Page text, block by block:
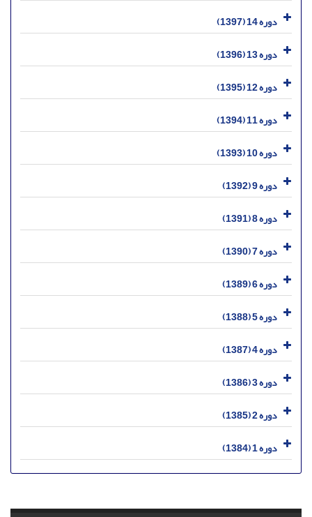
دوره 14 (1397)
دوره 13 (1396)
دوره 12 (1395)
دوره 11 (1394)
دوره 10 (1393)
دوره 9 (1392)
دوره 8 (1391)
دوره 7 (1390)
دوره 6 (1389)
دوره 5 (1388)
دوره 4 (1387)
دوره 3 (1386)
دوره 2 (1385)
دوره 1 (1384)